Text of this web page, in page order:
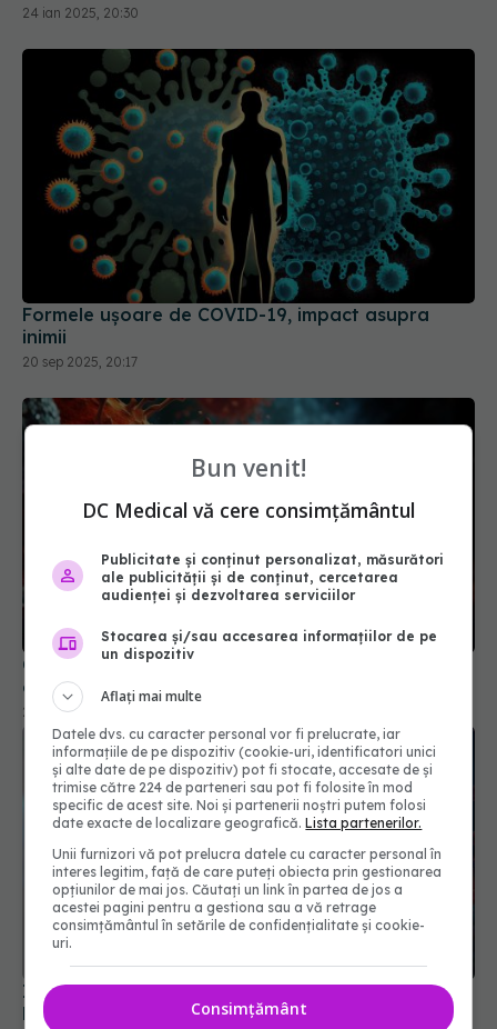
24 ian 2025, 20:30
Formele ușoare de COVID-19, impact asupra
inimii
20 sep 2025, 20:17
Ce este varianta COVID "Cicada" și de ce se tem
experții
29 mar 2026, 10:32
Impactul COVID-19 asupra Europei. România și
Bulgaria, țările cu cea mai ridicată mortalitate
Bun venit!
DC Medical vă cere consimțământul
Publicitate și conținut personalizat, măsurători
ale publicității și de conținut, cercetarea
audienței și dezvoltarea serviciilor
Stocarea și/sau accesarea informațiilor de pe
un dispozitiv
Aflați mai multe
Datele dvs. cu caracter personal vor fi prelucrate, iar
informațiile de pe dispozitiv (cookie-uri, identificatori unici
și alte date de pe dispozitiv) pot fi stocate, accesate de și
trimise către 224 de parteneri sau pot fi folosite în mod
specific de acest site. Noi și partenerii noștri putem folosi
date exacte de localizare geografică.Lista partenerilor.
Unii furnizori vă pot prelucra datele cu caracter personal în
interes legitim, față de care puteți obiecta prin gestionarea
opțiunilor de mai jos. Căutați un link în partea de jos a
acestei pagini pentru a gestiona sau a vă retrage
consimțământul în setările de confidențialitate și cookie-
uri.
Consimțământ